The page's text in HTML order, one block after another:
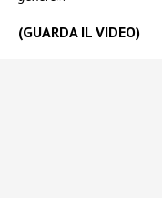
(GUARDA IL VIDEO)